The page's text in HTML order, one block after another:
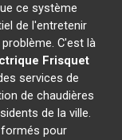
ce système
de l'entretenir
C'est là
Frisquet
services de
de chaudières
de la ville.
pour